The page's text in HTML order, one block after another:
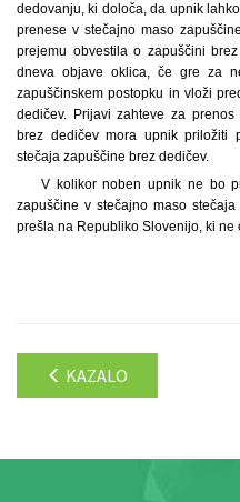
dedovanju, ki določa, da upnik
prenese v stečajno maso
prejemu obvestila o zapuščini
dneva objave oklica, če gre za
zapuščinskem postopku in vloži
dedičev. Prijavi zahteve za
brez dedičev mora upnik priložiti
stečaja zapuščine brez dedičev.
V kolikor noben upnik ne bo
zapuščine v stečajno maso
prešla na Republiko Slovenijo, ki
KAZALO